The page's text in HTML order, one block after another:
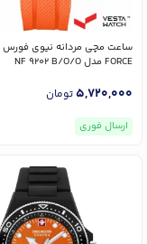
FORCE مدل NF 9202 B/O/O
5,720,000تومان
ارسال فوری